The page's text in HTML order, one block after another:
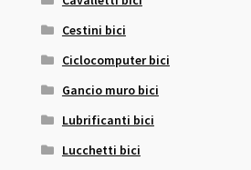
Cestini bici
Ciclocomputer bici
Gancio muro bici
Lubrificanti bici
Lucchetti bici